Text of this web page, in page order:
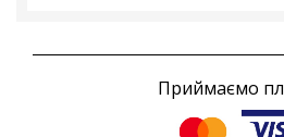
Приймаємо